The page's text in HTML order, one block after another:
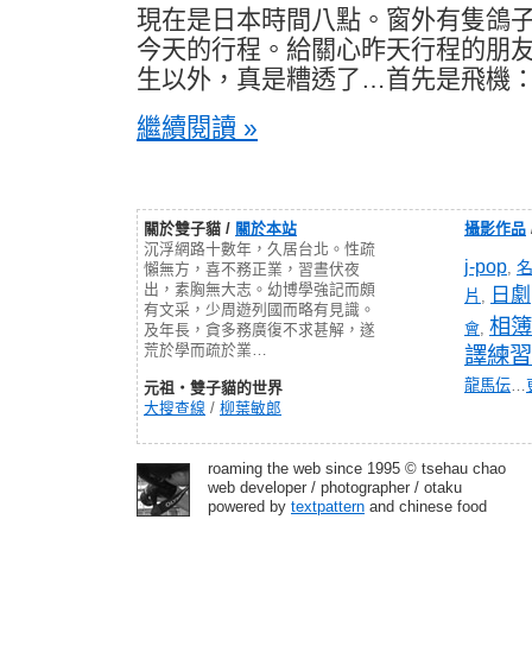
現在是日本時間八點。窗外有隻鴿
今天的行程。給關心昨天行程的朋
生以外，真是糟透了…首先是飛機
繼續閱讀 »
關於雙子貓 / 關於本站
沉浮網路十數年，久居台北。性疏
懶無方，喜不務正業，習晝伏夜
出，素胸無大志。幼博學強記而頗
有文采，少周遊列國而略有見識。
及年長，貪多務廣復不求甚解，遂
荒於學而疏於業…
元祖‧雙子貓的世界
大搜查線 / 柳葉敏郎
攝影作品
j-pop,
片 , 日劇
會, 相簿
譯練習
龍馬伝…
roaming the web since 1995 © tsehau chao
web developer / photographer / otaku
powered by textpattern and chinese food